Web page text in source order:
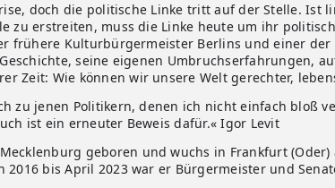
doch die politische Linke tritt auf der Stelle. Ist
zu erstreiten, muss die Linke heute um ihr
frühere Kulturbürgermeister Berlins und einer
seine eigenen Umbruchserfahrungen,
Zeit: Wie können wir unsere Welt gerechter,
zu jenen Politikern, denen ich nicht einfach bloß
ist ein erneuter Beweis dafür.« Igor Levit
geboren und wuchs in Frankfurt
2016 bis April 2023 war er Bürgermeister und